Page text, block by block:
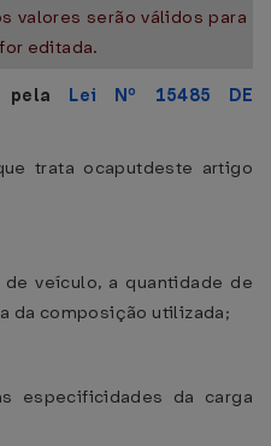
valores serão válidos para
editada.
pela Lei Nº 15485 DE
trata ocaputdeste artigo
veículo, a quantidade de
da composição utilizada;
especificidades da carga